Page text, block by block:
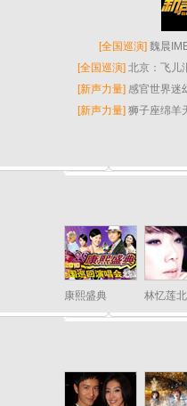
[全国巡演] 魏晨
[全国巡演] 北京：飞儿
[新声力量] 感官世界迷
[新声力量] 狮子座绵羊
康熙盛典 林忆莲